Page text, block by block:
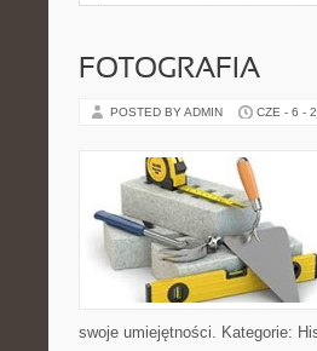
FOTOGRAFIA
POSTED BY ADMIN CZE - 6 -
swoje umiejętności. Kategorie: